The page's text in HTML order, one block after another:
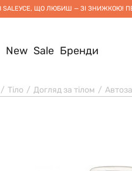
УСЕ, ЩО ЛЮБИШ — ЗІ ЗНИЖКОЮ!
New Sale Бренди
Тіло Догляд за тілом